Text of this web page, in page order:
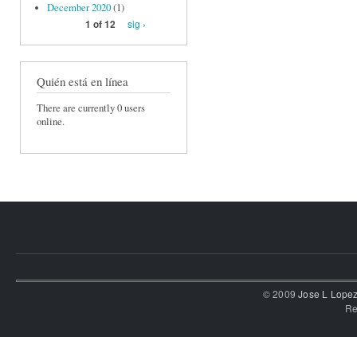
December 2020(1)
1 of 12
sig ›
Quién está en línea
There are currently 0 users
online.
© 2009Jose L